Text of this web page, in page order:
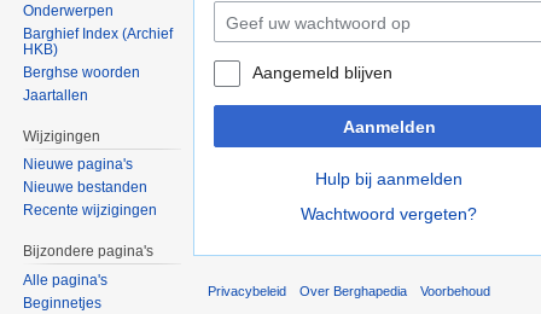
Aangemeld blijven
Aanmelden
Hulp bij aanmelden
Wachtwoord vergeten?
Onderwerpen
Barghief Index (Archief
HKB)
Berghse woorden
Jaartallen
Wijzigingen
Nieuwe pagina's
Nieuwe bestanden
Recente wijzigingen
Bijzondere pagina's
Alle pagina's
Beginnetjes
Privacybeleid Over Berghapedia Voorbehoud